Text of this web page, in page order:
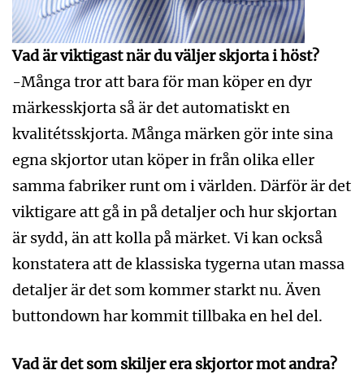
Vad är viktigast när du väljer skjorta i höst?
-Många tror att bara för man köper en dyr
märkesskjorta så är det automatiskt en
kvalitétsskjorta. Många märken gör inte sina
egna skjortor utan köper in från olika eller
samma fabriker runt om i världen. Därför är det
viktigare att gå in på detaljer och hur skjortan
är sydd, än att kolla på märket. Vi kan också
konstatera att de klassiska tygerna utan massa
detaljer är det som kommer starkt nu. Även
buttondown har kommit tillbaka en hel del.
Vad är det som skiljer era skjortor mot andra?